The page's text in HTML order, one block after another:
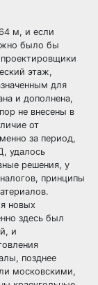
м, и если
было бы
этаж,
для
и дополнена,
не внесены в
от
за период,
удалось
решения, у
принципы
новых
здесь был
и
позднее
московскими,